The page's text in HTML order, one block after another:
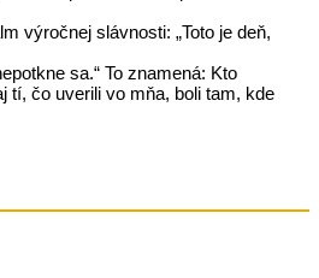
výročnej slávnosti: „Toto je deň,
sa.“ To znamená: Kto
tí, čo uverili vo mňa, boli tam, kde